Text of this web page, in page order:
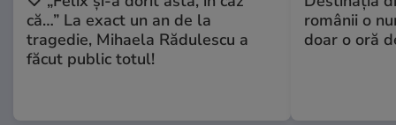
că…” La exact un an de la
tragedie, Mihaela Rădulescu a
făcut public totul!
românii o
doar o oră